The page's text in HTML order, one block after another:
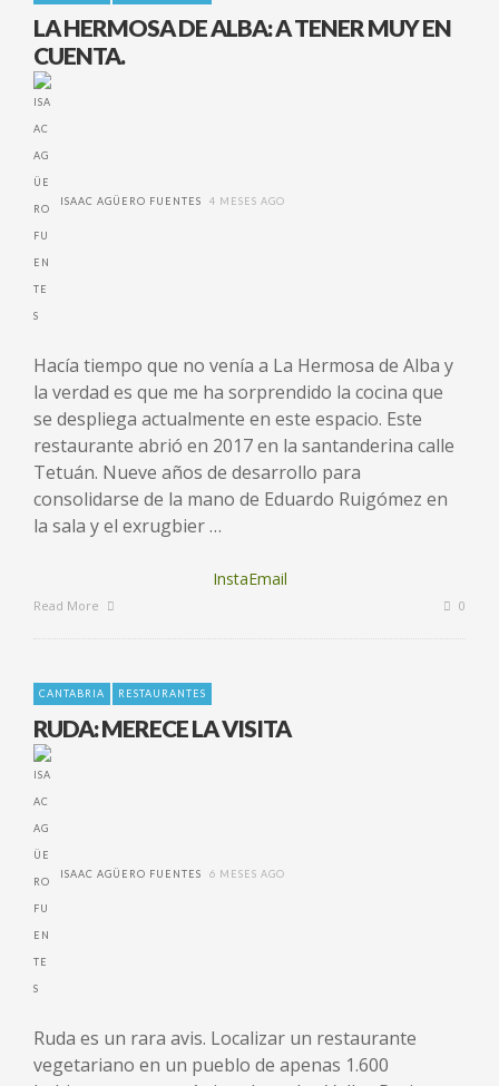
LA HERMOSA DE ALBA: A TENER MUY EN
CUENTA.
ISAAC AGÜERO FUENTES 4 MESES AGO
Hacía tiempo que no venía a La Hermosa de Alba y
la verdad es que me ha sorprendido la cocina que
se despliega actualmente en este espacio. Este
restaurante abrió en 2017 en la santanderina calle
Tetuán. Nueve años de desarrollo para
consolidarse de la mano de Eduardo Ruigómez en
la sala y el exrugbier …
InstaEmail
Read More 0
CANTABRIA RESTAURANTES
RUDA: MERECE LA VISITA
ISAAC AGÜERO FUENTES 6 MESES AGO
Ruda es un rara avis. Localizar un restaurante
vegetariano en un pueblo de apenas 1.600